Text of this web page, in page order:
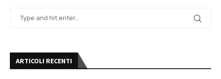
ARTICOLI RECENTI